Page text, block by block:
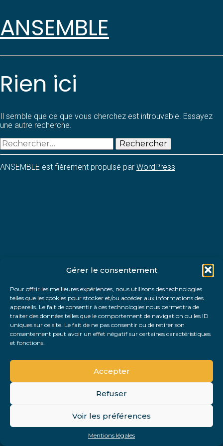
Gérer le consentement
Pour offrir les meilleures expériences, nous utilisons des technologies
telles que les cookies pour stocker et/ou accéder aux informations des
appareils. Le fait de consentir à ces technologies nous permettra de
traiter des données telles que le comportement de navigation ou les ID
uniques sur ce site. Le fait de ne pas consentir ou de retirer son
consentement peut avoir un effet négatif sur certaines caractéristiques
et fonctions.
Accepter
Refuser
Voir les préférences
Mentions légales
ANSEMBLE
Rien ici
Il semble que ce que vous cherchez est introuvable. Essayez
une autre recherche.
Rechercher :
ANSEMBLE est fièrement propulsé par WordPress